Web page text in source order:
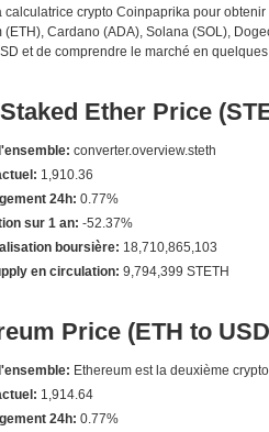
calculatrice crypto Coinpaprika pour
(ETH), Cardano (ADA), Solana (SOL),
et de comprendre le marché en
Ether Price
converter.overview.steth
1,910.36
24h: 0.77%
sur 1 an: -52.37%
boursière: 18,710,865,103
en circulation: 9,794,399 STETH
Price (ETH to
Ethereum est la deuxième
1,914.64
24h: 0.77%